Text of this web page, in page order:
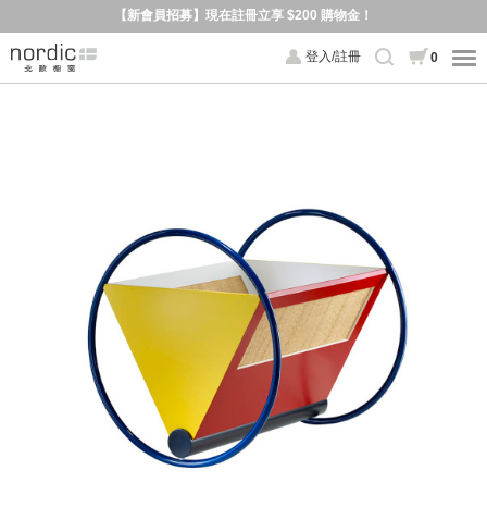
【新會員招募】現在註冊立享 $200 購物金！
登入/註冊 0